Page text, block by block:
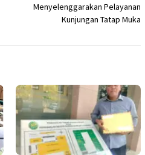
Menyelenggarakan Pelayanan
Kunjungan Tatap Muka